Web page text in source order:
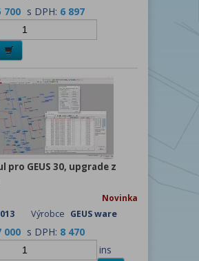
700 s DPH: 6 897
pro GEUS 30, upgrade z
Novinka
Výrobce GEUS ware
000 s DPH: 8 470
ins